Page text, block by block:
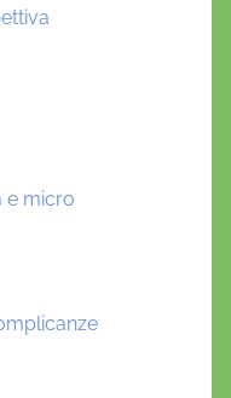
e micro